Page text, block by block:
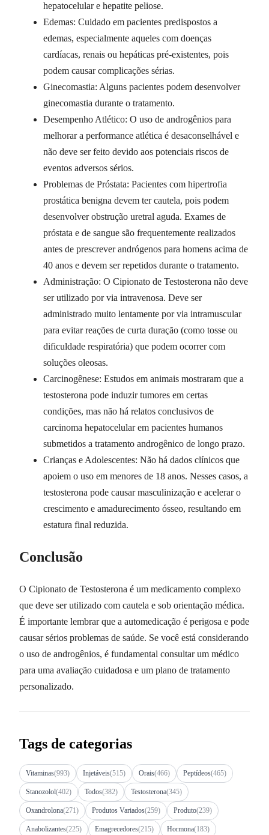
hepatocelular e hepatite peliose.
Edemas: Cuidado em pacientes predispostos a
edemas, especialmente aqueles com doenças
cardíacas, renais ou hepáticas pré-existentes, pois
podem causar complicações sérias.
Ginecomastia: Alguns pacientes podem desenvolver
ginecomastia durante o tratamento.
Desempenho Atlético: O uso de androgênios para
melhorar a performance atlética é desaconselhável e
não deve ser feito devido aos potenciais riscos de
eventos adversos sérios.
Problemas de Próstata: Pacientes com hipertrofia
prostática benigna devem ter cautela, pois podem
desenvolver obstrução uretral aguda. Exames de
próstata e de sangue são frequentemente realizados
antes de prescrever andrógenos para homens acima de
40 anos e devem ser repetidos durante o tratamento.
Administração: O Cipionato de Testosterona não deve
ser utilizado por via intravenosa. Deve ser
administrado muito lentamente por via intramuscular
para evitar reações de curta duração (como tosse ou
dificuldade respiratória) que podem ocorrer com
soluções oleosas.
Carcinogênese: Estudos em animais mostraram que a
testosterona pode induzir tumores em certas
condições, mas não há relatos conclusivos de
carcinoma hepatocelular em pacientes humanos
submetidos a tratamento androgênico de longo prazo.
Crianças e Adolescentes: Não há dados clínicos que
apoiem o uso em menores de 18 anos. Nesses casos, a
testosterona pode causar masculinização e acelerar o
crescimento e amadurecimento ósseo, resultando em
estatura final reduzida.
Conclusão
O Cipionato de Testosterona é um medicamento complexo
que deve ser utilizado com cautela e sob orientação médica.
É importante lembrar que a automedicação é perigosa e pode
causar sérios problemas de saúde. Se você está considerando
o uso de androgênios, é fundamental consultar um médico
para uma avaliação cuidadosa e um plano de tratamento
personalizado.
Tags de categorias
Vitaminas(993) Injetáveis(515) Orais(466) Peptídeos(465)
Stanozolol(402) Todos(382) Testosterona(345)
Oxandrolona(271) Produtos Variados(259) Produto(239)
Anabolizantes(225) Emagrecedores(215) Hormona(183)